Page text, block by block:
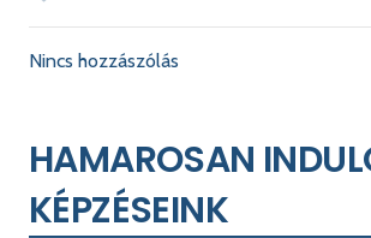
Nincs hozzászólás
HAMAROSAN
KÉPZÉSEINK